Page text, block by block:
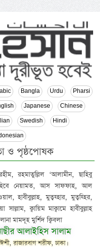
Bangla Urdu Pharsi
Japanese Chinese
Swedish Hindi
ও পৃষ্ঠপোষক
রহমাতুল্লিল ‘আলামীন, ছাহিবু
নেয়ামত, আস সাফফাহ, আল
মুত্বহ্হার, মুত্বহ্হির,
ক্বায়িম মাক্বামে হাবীবুল্লাহ
মামদূহ মুর্শিদ ক্বিবলা
আলাইহিস সালাম
রাজারবাগ শরীফ, ঢাকা।